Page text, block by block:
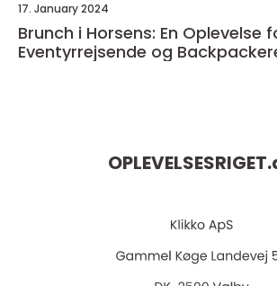
17. January 2024
Brunch i Horsens: En Oplevelse
Eventyrrejsende og
OPLEVELSESRIGET.